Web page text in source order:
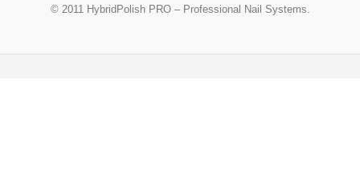
© 2011 HybridPolish PRO – Professional Nail Systems.